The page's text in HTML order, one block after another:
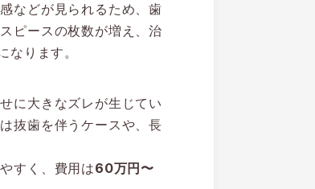
などが見られるため、歯
ピースの枚数が増え、治
なります。
に大きなズレが生じてい
抜歯を伴うケースや、長
すく、費用は60万円〜